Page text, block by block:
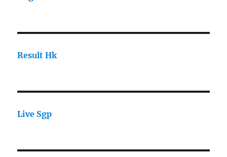
Result Hk
Live Sgp